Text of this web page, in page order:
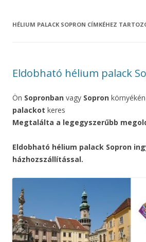
HÉLIUM PALACK SOPRON CÍMKÉHEZ
Eldobható hélium palack
Ön Sopronban vagy Sopron
palackot keres
Megtalálta a legegyszerűbb
Eldobható hélium palack Sopron
házhozszállítással.